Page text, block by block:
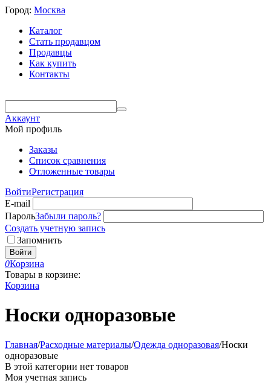
Город: Москва
Каталог
Стать продавцом
Продавцы
Как купить
Контакты
Аккаунт
Мой профиль
Заказы
Список сравнения
Отложенные товары
ВойтиРегистрация
E-mail
ПарольЗабыли пароль?
Создать учетную запись
Запомнить
Войти
0Корзина
Товары в корзине:
Корзина
Носки одноразовые
Главная/Расходные материалы/Одежда одноразовая/Носки
одноразовые
В этой категории нет товаров
Моя учетная запись